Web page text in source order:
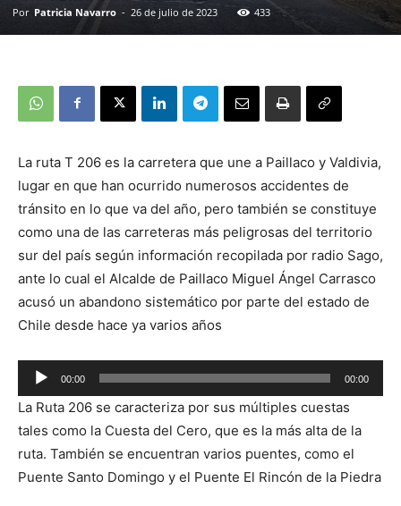
Por Patricia Navarro - 26 de julio de 2023 433
La ruta T 206 es la carretera que une a Paillaco y Valdivia,
lugar en que han ocurrido numerosos accidentes de
tránsito en lo que va del año, pero también se constituye
como una de las carreteras más peligrosas del territorio
sur del país según información recopilada por radio Sago,
ante lo cual el Alcalde de Paillaco Miguel Ángel Carrasco
acusó un abandono sistemático por parte del estado de
Chile desde hace ya varios años
Reproductor
de
audio
00:00 00:00
La Ruta 206 se caracteriza por sus múltiples cuestas
tales como la Cuesta del Cero, que es la más alta de la
ruta. También se encuentran varios puentes, como el
Puente Santo Domingo y el Puente El Rincón de la Piedra